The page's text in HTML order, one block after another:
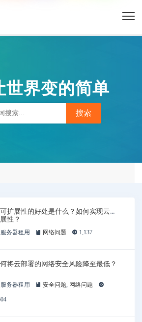
世界变的简单
扩展性的好处是什么？如何实现云可
性？
服务器租用 网络问题 1,137
将云部署的网络安全风险降至最低？
服务器租用 安全问题, 网络问题